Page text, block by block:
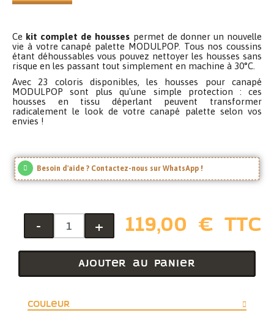
Ce kit complet de housses permet de donner un nouvelle
vie à votre canapé palette MODULPOP. Tous nos coussins
étant déhoussables vous pouvez nettoyer les housses sans
risque en les passant tout simplement en machine à 30°C.
Avec 23 coloris disponibles, les housses pour canapé
MODULPOP sont plus qu'une simple protection : ces
housses en tissu déperlant peuvent transformer
radicalement le look de votre canapé palette selon vos
envies !
Besoin d'aide ? Contactez-nous sur WhatsApp !
- + 119,00 € TTC
Ajouter au panier
Couleur